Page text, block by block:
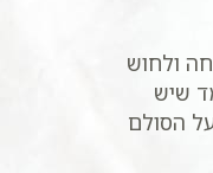
ולחוש
שיש
הסולם